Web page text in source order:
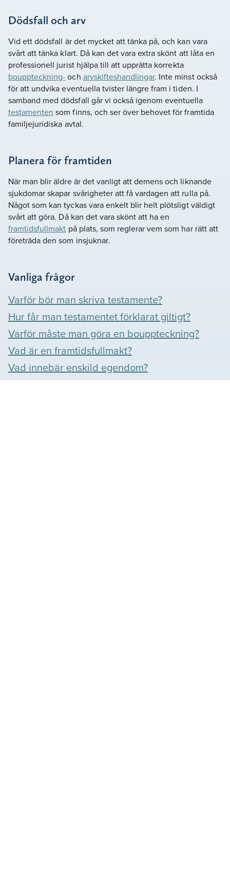
Dödsfall och arv
Vid ett dödsfall är det mycket att tänka på, och kan vara
svårt att tänka klart. Då kan det vara extra skönt att låta en
professionell jurist hjälpa till att upprätta korrekta
bouppteckning-och arvskifteshandlingar. Inte minst också
för att undvika eventuella tvister längre fram i tiden. I
samband med dödsfall går vi också igenom eventuella
testamenten som finns, och ser över behovet för framtida
familjejuridiska avtal.
Planera för framtiden
När man blir äldre är det vanligt att demens och liknande
sjukdomar skapar svårigheter att få vardagen att rulla på.
Något som kan tyckas vara enkelt blir helt plötsligt väldigt
svårt att göra. Då kan det vara skönt att ha en
framtidsfullmakt på plats, som reglerar vem som har rätt att
företräda den som insjuknar.
Vanliga frågor
Varför bör man skriva testamente?
Hur får man testamentet förklarat giltigt?
Varför måste man göra en bouppteckning?
Vad är en framtidsfullmakt?
Vad innebär enskild egendom?